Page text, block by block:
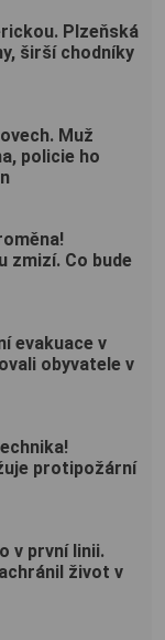
Plzeňská
širší chodníky
Muž
policie ho
zmizí. Co bude
evakuace v
obyvatele v
protipožární
v první linii.
život v